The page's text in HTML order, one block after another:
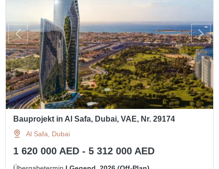
Bauprojekt in Al Safa, Dubai, VAE, Nr. 29174
Al Safa, Dubai
1 620 000 AED - 5 312 000 AED